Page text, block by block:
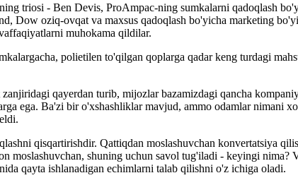
triosi - Ben Devis, ProAmpac-ning sumkalarni qadoqlash
Dow oziq-ovqat va maxsus qadoqlash bo'yicha marketing
muhokama qildilar.
polietilen to'qilgan qoplarga qadar keng turdagi
qayerdan turib, mijozlar bazamizdagi qancha
ega. Ba'zi bir o'xshashliklar mavjud, ammo odamlar nimani
qisqartirishdir. Qattiqdan moslashuvchan konvertatsiya
shuning uchun savol tug'iladi - keyingi nima?
qayta ishlanadigan echimlarni talab qilishni o'z ichiga oladi.